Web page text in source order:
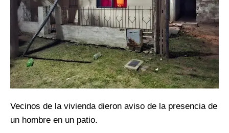
Vecinos de la vivienda dieron aviso de la presencia de
un hombre en un patio.